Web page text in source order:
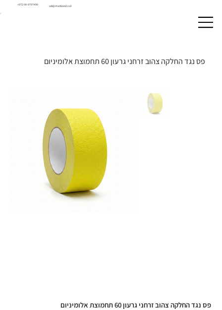
+972 08-9797490 adi@manbond.co.il
פס נגד החלקה צהוב זרחני גרעון 60 תחמוצת אלומיניום
פס נגד החלקה צהוב זרחני גרעון 60 תחמוצת אלומיניום